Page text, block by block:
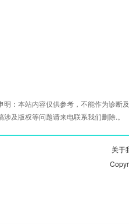
明：本站内容仅供参考，不能作为诊断
涉及版权等问题请来电联系我们删除.。
关于